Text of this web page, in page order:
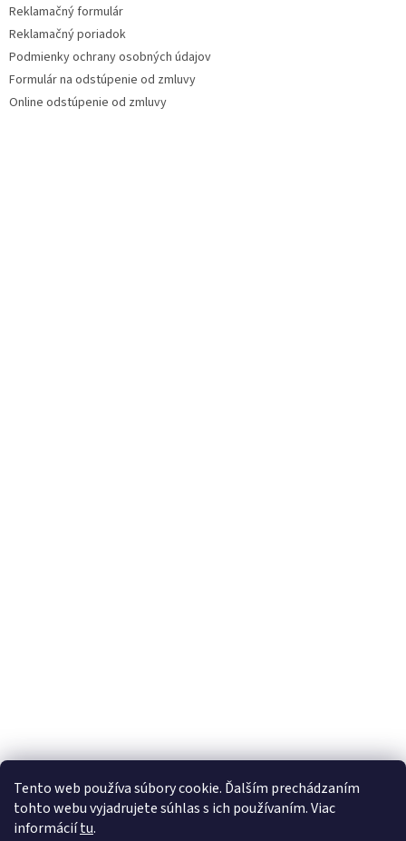
Tento web používa súbory cookie. Ďalším prechádzaním
tohto webu vyjadrujete súhlas s ich používaním. Viac
informáciítu.
Reklamačný formulár
Reklamačný poriadok
Podmienky ochrany osobných údajov
Formulár na odstúpenie od zmluvy
Online odstúpenie od zmluvy